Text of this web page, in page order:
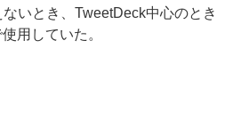
いとき、TweetDeck中心のとき
用していた。